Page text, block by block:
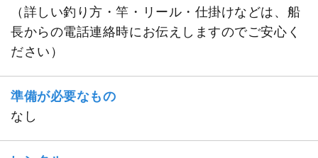
（詳しい釣り方・竿・リール・仕掛けなどは、船
長からの電話連絡時にお伝えしますのでご安心く
ださい）
準備が必要なもの
なし